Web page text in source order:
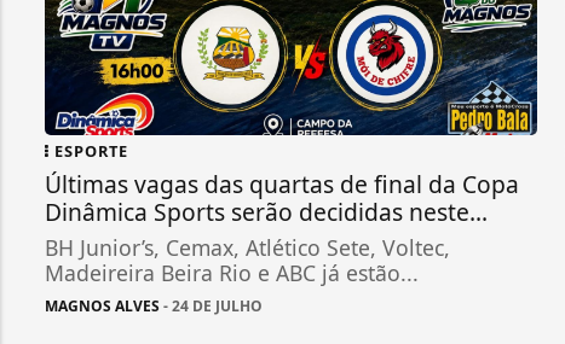
ESPORTE
Últimas vagas das quartas de final da Copa
Dinâmica Sports serão decididas neste...
BH Junior’s, Cemax, Atlético Sete, Voltec,
Madeireira Beira Rio e ABC já estão...
MAGNOS ALVES - 24 DE JULHO